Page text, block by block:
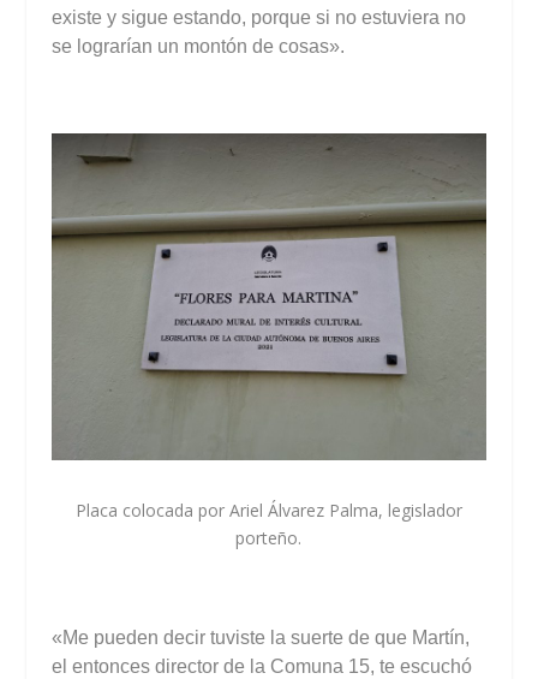
existe y sigue estando, porque si no estuviera no
se lograrían un montón de cosas».
Placa colocada por Ariel Álvarez Palma, legislador
porteño.
«Me pueden decir tuviste la suerte de que Martín,
el entonces director de la Comuna 15, te escuchó